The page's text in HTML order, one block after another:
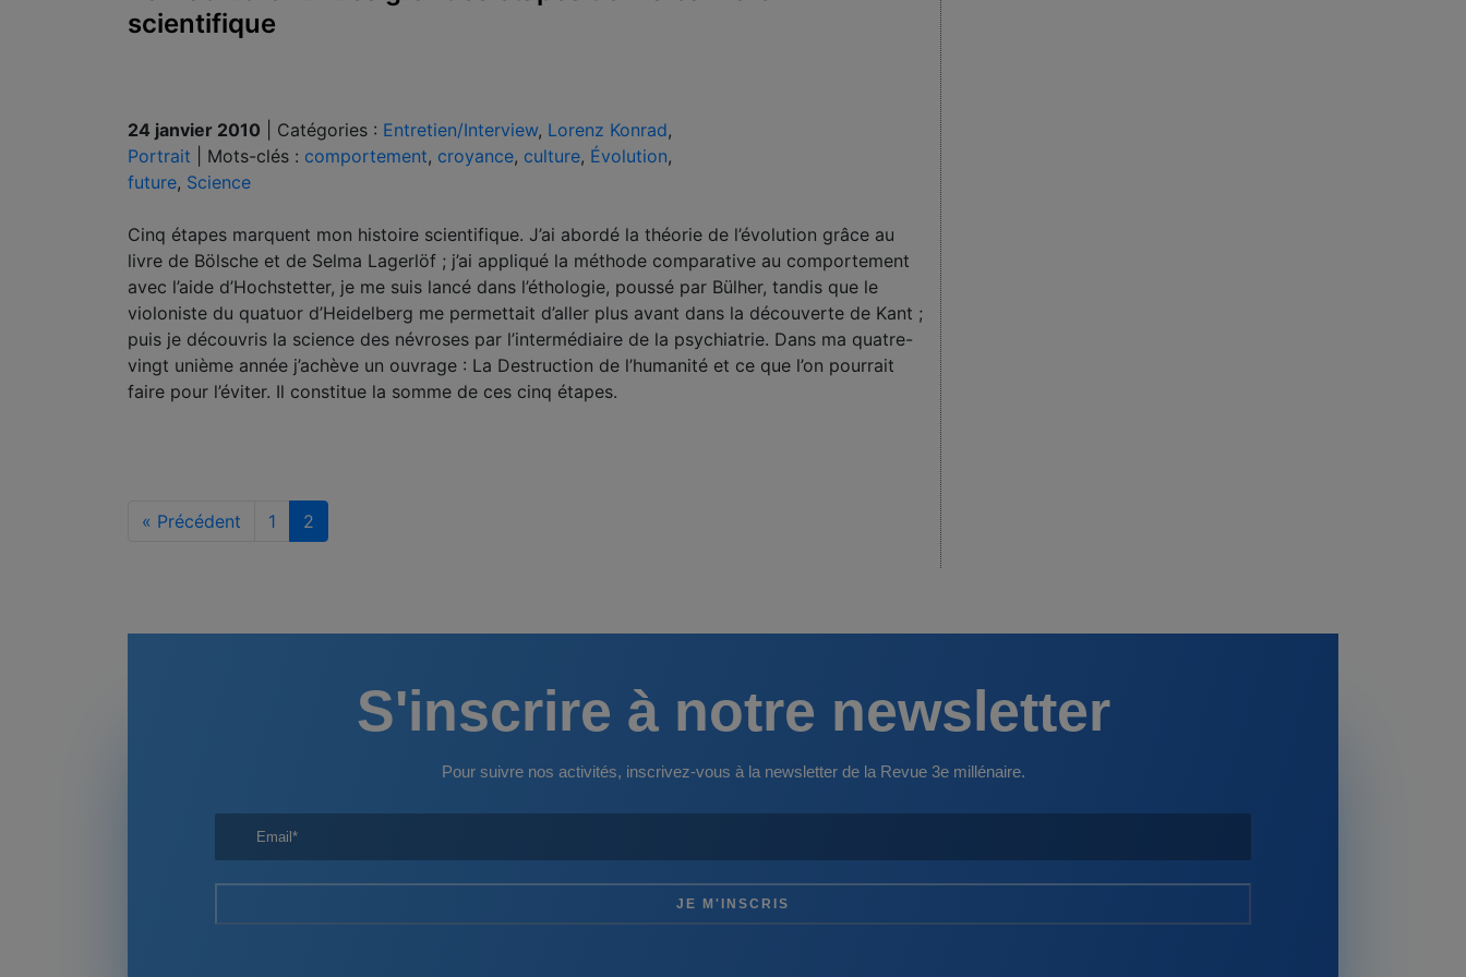
scientifique
24 janvier 2010 Catégories : Entretien/Interview, Lorenz Konrad,
Portrait
Mots-clés : comportement, croyance, culture, Évolution,
future, Science
Cinq étapes marquent mon histoire scientifique. J’ai abordé la théorie de l’évolution grâce au
livre de Bölsche et de Selma Lagerlöf ; j’ai appliqué la méthode comparative au comportement
avec l’aide d’Hochstetter, je me suis lancé dans l’éthologie, poussé par Bülher, tandis que le
violoniste du quatuor d’Heidelberg me permettait d’aller plus avant dans la découverte de Kant ;
puis je découvris la science des névroses par l’intermédiaire de la psychiatrie. Dans ma quatre-
vingt unième année j’achève un ouvrage : La Destruction de l’humanité et ce que l’on pourrait
faire pour l’éviter. Il constitue la somme de ces cinq étapes.
« Précédent 1 2
S'inscrire à notre newsletter
Pour suivre nos activités, inscrivez-vous à la newsletter de la Revue 3e millénaire.